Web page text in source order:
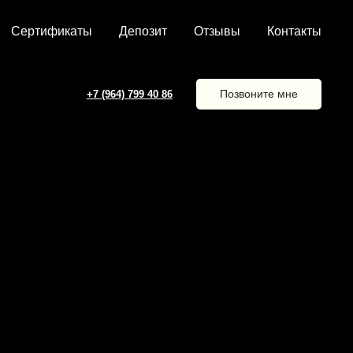
Сертификаты Депозит Отзывы Контакты
+7 (964) 799 40 86 Позвоните мне